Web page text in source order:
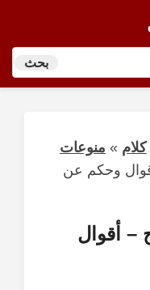
بحث
كلام » منوعات
وحكم عن
– أقوال